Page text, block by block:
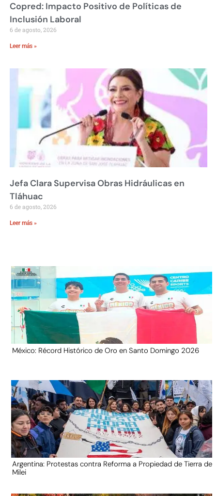
Copred: Impacto Positivo de Políticas de
Inclusión Laboral
6 de agosto, 2026
Leer más »
Jefa Clara Supervisa Obras Hidráulicas en
Tláhuac
6 de agosto, 2026
Leer más »
México: Récord Histórico de Oro en Santo Domingo 2026
Argentina: Protestas contra Reforma a Propiedad de Tierra de
Milei